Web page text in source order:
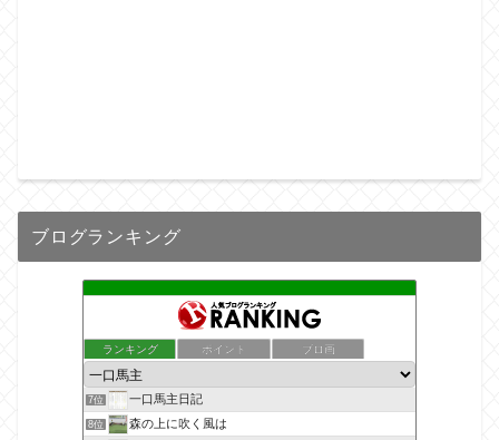
ブログランキング
ランキング ポイント ブロ画
7位 一口馬主日記
8位 森の上に吹く風は